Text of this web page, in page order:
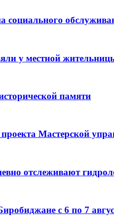
у местной
памяти
Мастерской
отслеживают
с 6 по 7